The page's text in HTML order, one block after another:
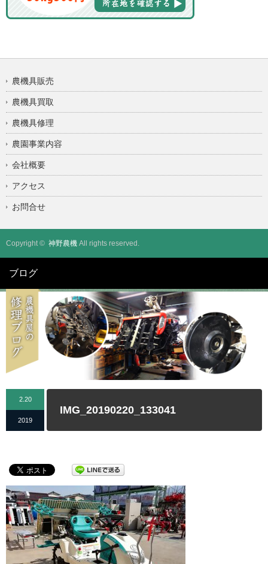
農機具販売
農機具買取
農機具修理
農園事業内容
会社概要
アクセス
お問合せ
Copyright © 神野農機 All rights reserved.
ブログ
2.20
2019
IMG_20190220_133041